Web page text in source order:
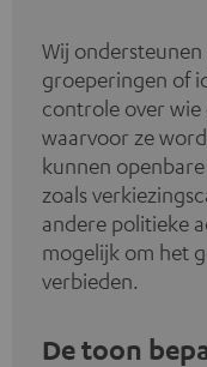
Wij
groeperingen of
controle over
waarvoor ze
kunnen
zoals
andere politieke
mogelijk om het
verbieden.
De toon